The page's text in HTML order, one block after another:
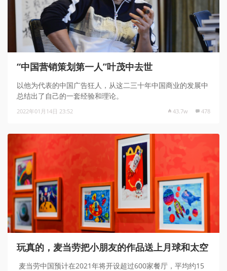
“中国营销策划第一人”叶茂中去世
以他为代表的中国广告狂人，从这二三十年中国商业的发展中
总结出了自己的一套经验和理论。
2022年01月14日 23:52 43.7w 478
玩真的，麦当劳把小朋友的作品送上月球和太空
麦当劳中国预计在2021年将开设超过600家餐厅，平均约15